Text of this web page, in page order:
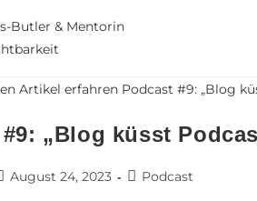
„Blog küsst
August 24, 2023 Podcast